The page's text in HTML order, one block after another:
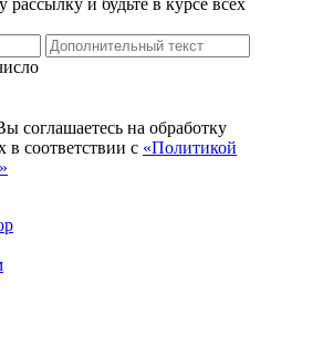
и будьте в курсе всех
соглашаетесь на обработку
соответствии с «Политикой